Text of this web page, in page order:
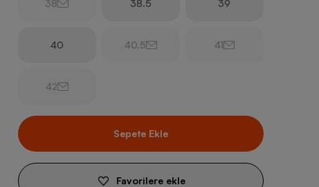
38 38.5 39
40 40.5 41
42
Sepete Ekle
Favorilere ekle